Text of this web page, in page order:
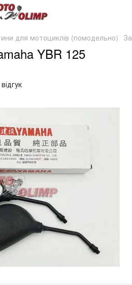
для мотоциклів (помодельно)
YBR 125